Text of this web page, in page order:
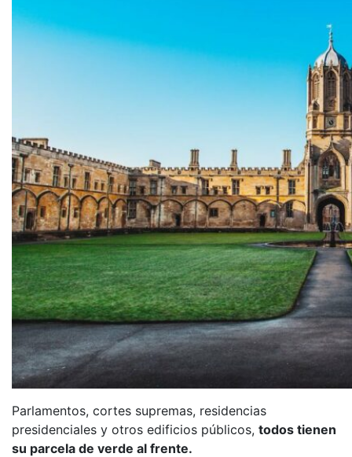
Parlamentos, cortes supremas, residencias
presidenciales y otros edificios públicos, todos tienen
su parcela de verde al frente.